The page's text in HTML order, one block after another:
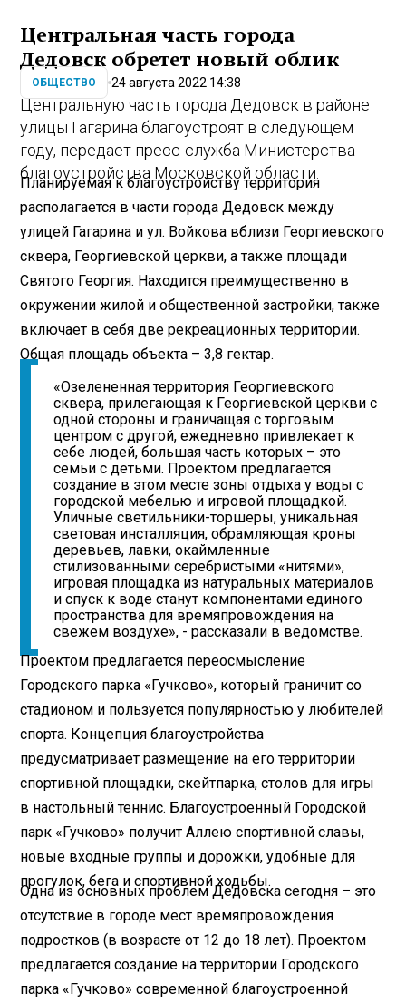
Центральная часть города
Дедовск обретет новый облик
ОБЩЕСТВО 24 августа 2022 14:38
Центральную часть города Дедовск в районе
улицы Гагарина благоустроят в следующем
году, передает пресс-служба Министерства
благоустройства Московской области.
Планируемая к благоустройству территория
располагается в части города Дедовск между
улицей Гагарина и ул. Войкова вблизи Георгиевского
сквера, Георгиевской церкви, а также площади
Святого Георгия. Находится преимущественно в
окружении жилой и общественной застройки, также
включает в себя две рекреационных территории.
Общая площадь объекта – 3,8 гектар.
«Озелененная территория Георгиевского
сквера, прилегающая к Георгиевской церкви с
одной стороны и граничащая с торговым
центром с другой, ежедневно привлекает к
себе людей, большая часть которых – это
семьи с детьми. Проектом предлагается
создание в этом месте зоны отдыха у воды с
городской мебелью и игровой площадкой.
Уличные светильники-торшеры, уникальная
световая инсталляция, обрамляющая кроны
деревьев, лавки, окаймленные
стилизованными серебристыми «нитями»,
игровая площадка из натуральных материалов
и спуск к воде станут компонентами единого
пространства для времяпровождения на
свежем воздухе», - рассказали в ведомстве.
Проектом предлагается переосмысление
Городского парка «Гучково», который граничит со
стадионом и пользуется популярностью у любителей
спорта. Концепция благоустройства
предусматривает размещение на его территории
спортивной площадки, скейтпарка, столов для игры
в настольный теннис. Благоустроенный Городской
парк «Гучково» получит Аллею спортивной славы,
новые входные группы и дорожки, удобные для
прогулок, бега и спортивной ходьбы.
Одна из основных проблем Дедовска сегодня – это
отсутствие в городе мест времяпровождения
подростков (в возрасте от 12 до 18 лет). Проектом
предлагается создание на территории Городского
парка «Гучково» современной благоустроенной